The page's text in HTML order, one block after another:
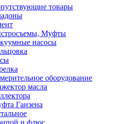
товары
Муфты
насосы
оборудование
масла
Ганзена
и флюс